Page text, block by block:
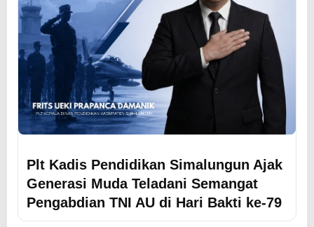
Plt Kadis Pendidikan Simalungun Ajak
Generasi Muda Teladani Semangat
Pengabdian TNI AU di Hari Bakti ke-79